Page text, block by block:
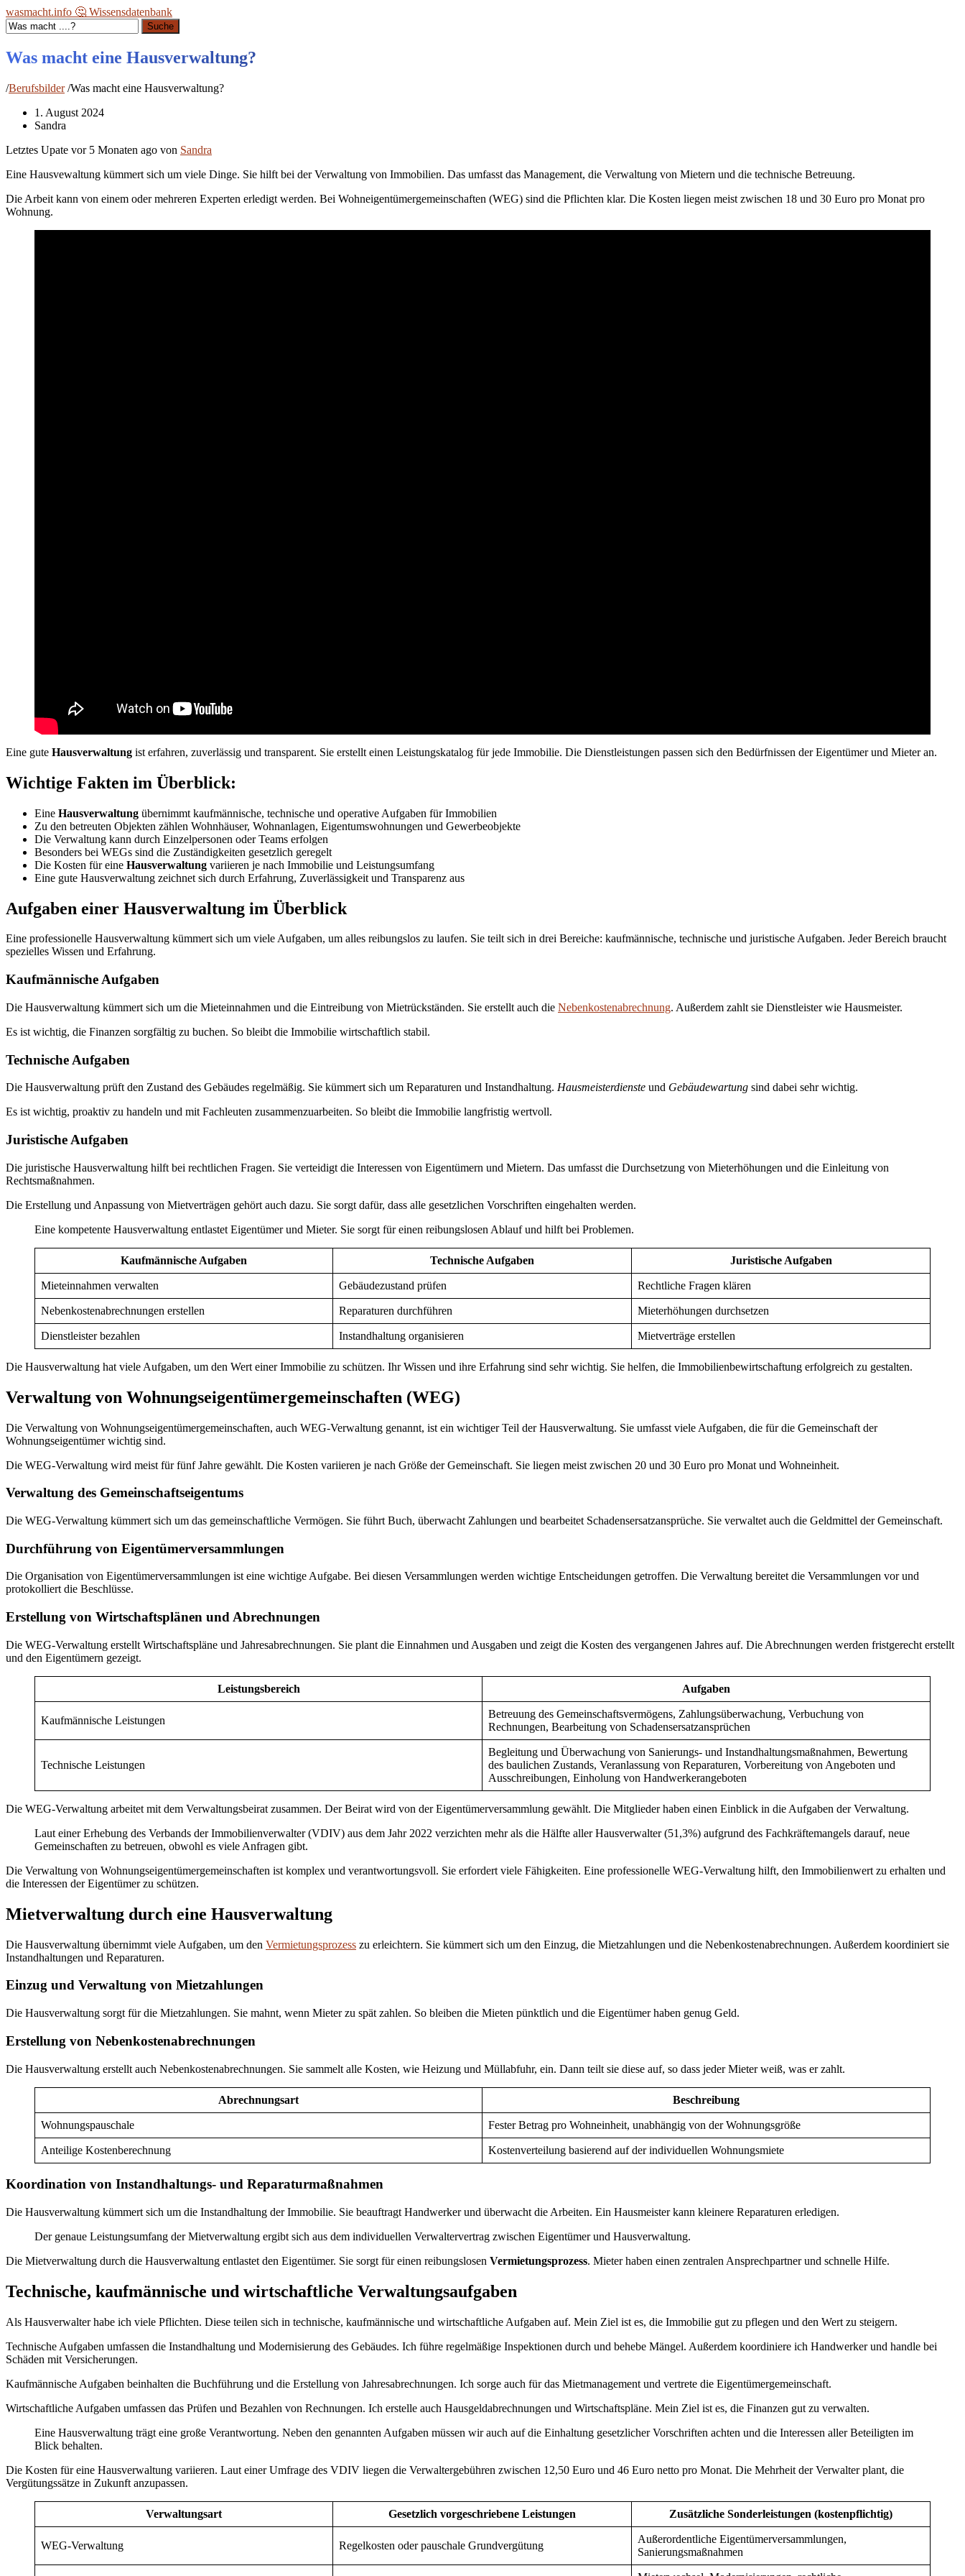
wasmacht.info 🤔 Wissensdatenbank
Suche
Was macht eine Hausverwaltung?
/Berufsbilder /Was macht eine Hausverwaltung?
1. August 2024
Sandra
Letztes Upate vor 5 Monaten ago von Sandra
Eine Hausvewaltung kümmert sich um viele Dinge. Sie hilft bei der Verwaltung von Immobilien. Das umfasst das Management, die Verwaltung von Mietern und die technische Betreuung.
Die Arbeit kann von einem oder mehreren Experten erledigt werden. Bei Wohneigentümergemeinschaften (WEG) sind die Pflichten klar. Die Kosten liegen meist zwischen 18 und 30 Euro pro Monat pro
Wohnung.
Eine gute Hausverwaltung ist erfahren, zuverlässig und transparent. Sie erstellt einen Leistungskatalog für jede Immobilie. Die Dienstleistungen passen sich den Bedürfnissen der Eigentümer und Mieter an.
Wichtige Fakten im Überblick:
Eine Hausverwaltung übernimmt kaufmännische, technische und operative Aufgaben für Immobilien
Zu den betreuten Objekten zählen Wohnhäuser, Wohnanlagen, Eigentumswohnungen und Gewerbeobjekte
Die Verwaltung kann durch Einzelpersonen oder Teams erfolgen
Besonders bei WEGs sind die Zuständigkeiten gesetzlich geregelt
Die Kosten für eine Hausverwaltung variieren je nach Immobilie und Leistungsumfang
Eine gute Hausverwaltung zeichnet sich durch Erfahrung, Zuverlässigkeit und Transparenz aus
Aufgaben einer Hausverwaltung im Überblick
Eine professionelle Hausverwaltung kümmert sich um viele Aufgaben, um alles reibungslos zu laufen. Sie teilt sich in drei Bereiche: kaufmännische, technische und juristische Aufgaben. Jeder Bereich braucht
spezielles Wissen und Erfahrung.
Kaufmännische Aufgaben
Die Hausverwaltung kümmert sich um die Mieteinnahmen und die Eintreibung von Mietrückständen. Sie erstellt auch die Nebenkostenabrechnung. Außerdem zahlt sie Dienstleister wie Hausmeister.
Es ist wichtig, die Finanzen sorgfältig zu buchen. So bleibt die Immobilie wirtschaftlich stabil.
Technische Aufgaben
Die Hausverwaltung prüft den Zustand des Gebäudes regelmäßig. Sie kümmert sich um Reparaturen und Instandhaltung. Hausmeisterdienste und Gebäudewartung sind dabei sehr wichtig.
Es ist wichtig, proaktiv zu handeln und mit Fachleuten zusammenzuarbeiten. So bleibt die Immobilie langfristig wertvoll.
Juristische Aufgaben
Die juristische Hausverwaltung hilft bei rechtlichen Fragen. Sie verteidigt die Interessen von Eigentümern und Mietern. Das umfasst die Durchsetzung von Mieterhöhungen und die Einleitung von
Rechtsmaßnahmen.
Die Erstellung und Anpassung von Mietverträgen gehört auch dazu. Sie sorgt dafür, dass alle gesetzlichen Vorschriften eingehalten werden.
Eine kompetente Hausverwaltung entlastet Eigentümer und Mieter. Sie sorgt für einen reibungslosen Ablauf und hilft bei Problemen.
Kaufmännische Aufgaben Technische Aufgaben Juristische Aufgaben
Mieteinnahmen verwalten Gebäudezustand prüfen Rechtliche Fragen klären
Nebenkostenabrechnungen erstellen Reparaturen durchführen Mieterhöhungen durchsetzen
Dienstleister bezahlen Instandhaltung organisieren Mietverträge erstellen
Die Hausverwaltung hat viele Aufgaben, um den Wert einer Immobilie zu schützen. Ihr Wissen und ihre Erfahrung sind sehr wichtig. Sie helfen, die Immobilienbewirtschaftung erfolgreich zu gestalten.
Verwaltung von Wohnungseigentümergemeinschaften (WEG)
Die Verwaltung von Wohnungseigentümergemeinschaften, auch WEG-Verwaltung genannt, ist ein wichtiger Teil der Hausverwaltung. Sie umfasst viele Aufgaben, die für die Gemeinschaft der
Wohnungseigentümer wichtig sind.
Die WEG-Verwaltung wird meist für fünf Jahre gewählt. Die Kosten variieren je nach Größe der Gemeinschaft. Sie liegen meist zwischen 20 und 30 Euro pro Monat und Wohneinheit.
Verwaltung des Gemeinschaftseigentums
Die WEG-Verwaltung kümmert sich um das gemeinschaftliche Vermögen. Sie führt Buch, überwacht Zahlungen und bearbeitet Schadensersatzansprüche. Sie verwaltet auch die Geldmittel der Gemeinschaft.
Durchführung von Eigentümerversammlungen
Die Organisation von Eigentümerversammlungen ist eine wichtige Aufgabe. Bei diesen Versammlungen werden wichtige Entscheidungen getroffen. Die Verwaltung bereitet die Versammlungen vor und
protokolliert die Beschlüsse.
Erstellung von Wirtschaftsplänen und Abrechnungen
Die WEG-Verwaltung erstellt Wirtschaftspläne und Jahresabrechnungen. Sie plant die Einnahmen und Ausgaben und zeigt die Kosten des vergangenen Jahres auf. Die Abrechnungen werden fristgerecht erstellt
und den Eigentümern gezeigt.
Leistungsbereich Aufgaben
Kaufmännische Leistungen
Betreuung des Gemeinschaftsvermögens, Zahlungsüberwachung, Verbuchung von
Rechnungen, Bearbeitung von Schadensersatzansprüchen
Technische Leistungen
Begleitung und Überwachung von Sanierungs- und Instandhaltungsmaßnahmen, Bewertung
des baulichen Zustands, Veranlassung von Reparaturen, Vorbereitung von Angeboten und
Ausschreibungen, Einholung von Handwerkerangeboten
Die WEG-Verwaltung arbeitet mit dem Verwaltungsbeirat zusammen. Der Beirat wird von der Eigentümerversammlung gewählt. Die Mitglieder haben einen Einblick in die Aufgaben der Verwaltung.
Laut einer Erhebung des Verbands der Immobilienverwalter (VDIV) aus dem Jahr 2022 verzichten mehr als die Hälfte aller Hausverwalter (51,3%) aufgrund des Fachkräftemangels darauf, neue
Gemeinschaften zu betreuen, obwohl es viele Anfragen gibt.
Die Verwaltung von Wohnungseigentümergemeinschaften ist komplex und verantwortungsvoll. Sie erfordert viele Fähigkeiten. Eine professionelle WEG-Verwaltung hilft, den Immobilienwert zu erhalten und
die Interessen der Eigentümer zu schützen.
Mietverwaltung durch eine Hausverwaltung
Die Hausverwaltung übernimmt viele Aufgaben, um den Vermietungsprozess zu erleichtern. Sie kümmert sich um den Einzug, die Mietzahlungen und die Nebenkostenabrechnungen. Außerdem koordiniert sie
Instandhaltungen und Reparaturen.
Einzug und Verwaltung von Mietzahlungen
Die Hausverwaltung sorgt für die Mietzahlungen. Sie mahnt, wenn Mieter zu spät zahlen. So bleiben die Mieten pünktlich und die Eigentümer haben genug Geld.
Erstellung von Nebenkostenabrechnungen
Die Hausverwaltung erstellt auch Nebenkostenabrechnungen. Sie sammelt alle Kosten, wie Heizung und Müllabfuhr, ein. Dann teilt sie diese auf, so dass jeder Mieter weiß, was er zahlt.
Abrechnungsart Beschreibung
Wohnungspauschale Fester Betrag pro Wohneinheit, unabhängig von der Wohnungsgröße
Anteilige Kostenberechnung Kostenverteilung basierend auf der individuellen Wohnungsmiete
Koordination von Instandhaltungs- und Reparaturmaßnahmen
Die Hausverwaltung kümmert sich um die Instandhaltung der Immobilie. Sie beauftragt Handwerker und überwacht die Arbeiten. Ein Hausmeister kann kleinere Reparaturen erledigen.
Der genaue Leistungsumfang der Mietverwaltung ergibt sich aus dem individuellen Verwaltervertrag zwischen Eigentümer und Hausverwaltung.
Die Mietverwaltung durch die Hausverwaltung entlastet den Eigentümer. Sie sorgt für einen reibungslosen Vermietungsprozess. Mieter haben einen zentralen Ansprechpartner und schnelle Hilfe.
Technische, kaufmännische und wirtschaftliche Verwaltungsaufgaben
Als Hausverwalter habe ich viele Pflichten. Diese teilen sich in technische, kaufmännische und wirtschaftliche Aufgaben auf. Mein Ziel ist es, die Immobilie gut zu pflegen und den Wert zu steigern.
Technische Aufgaben umfassen die Instandhaltung und Modernisierung des Gebäudes. Ich führe regelmäßige Inspektionen durch und behebe Mängel. Außerdem koordiniere ich Handwerker und handle bei
Schäden mit Versicherungen.
Kaufmännische Aufgaben beinhalten die Buchführung und die Erstellung von Jahresabrechnungen. Ich sorge auch für das Mietmanagement und vertrete die Eigentümergemeinschaft.
Wirtschaftliche Aufgaben umfassen das Prüfen und Bezahlen von Rechnungen. Ich erstelle auch Hausgeldabrechnungen und Wirtschaftspläne. Mein Ziel ist es, die Finanzen gut zu verwalten.
Eine Hausverwaltung trägt eine große Verantwortung. Neben den genannten Aufgaben müssen wir auch auf die Einhaltung gesetzlicher Vorschriften achten und die Interessen aller Beteiligten im
Blick behalten.
Die Kosten für eine Hausverwaltung variieren. Laut einer Umfrage des VDIV liegen die Verwaltergebühren zwischen 12,50 Euro und 46 Euro netto pro Monat. Die Mehrheit der Verwalter plant, die
Vergütungssätze in Zukunft anzupassen.
Verwaltungsart Gesetzlich vorgeschriebene Leistungen Zusätzliche Sonderleistungen (kostenpflichtig)
WEG-Verwaltung Regelkosten oder pauschale Grundvergütung
Außerordentliche Eigentümerversammlungen,
Sanierungsmaßnahmen